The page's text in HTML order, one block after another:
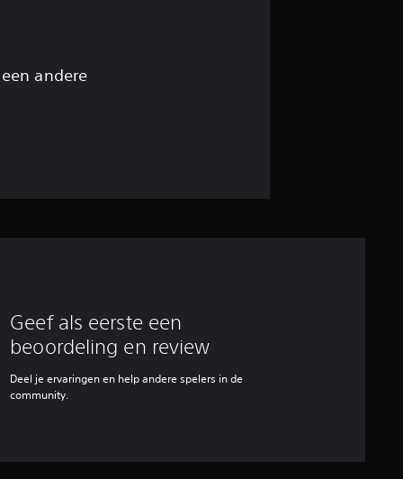
andere
Geef als eerste een
beoordeling en review
Deel je ervaringen en help andere spelers in de
community.